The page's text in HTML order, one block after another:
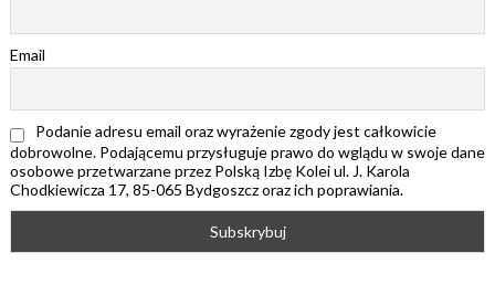
Email
Podanie adresu email oraz wyrażenie zgody jest całkowicie
dobrowolne. Podającemu przysługuje prawo do wglądu w swoje dane
osobowe przetwarzane przez Polską Izbę Kolei ul. J. Karola
Chodkiewicza 17, 85-065 Bydgoszcz oraz ich poprawiania.